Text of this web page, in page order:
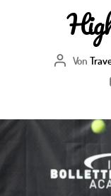
Von